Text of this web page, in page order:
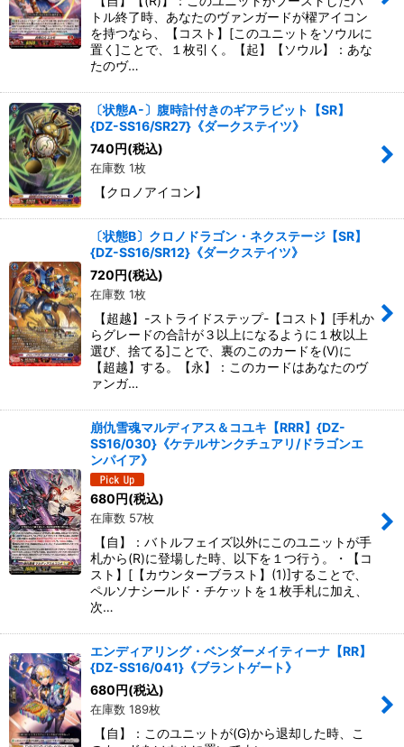
トル終了時、あなたのヴァンガードが櫂アイコン
を持つなら、【コスト】[このユニットをソウルに
置く]ことで、１枚引く。【起】【ソウル】：あな
たのヴ…
〔状態A-〕腹時計付きのギアラビット【SR】
{DZ-SS16/SR27}《ダークステイツ》
740円(税込)
在庫数 1枚
【クロノアイコン】
〔状態B〕クロノドラゴン・ネクステージ【SR】
{DZ-SS16/SR12}《ダークステイツ》
720円(税込)
在庫数 1枚
【超越】-ストライドステップ-【コスト】[手札か
らグレードの合計が３以上になるように１枚以上
選び、捨てる]ことで、裏のこのカードを(V)に
【超越】する。【永】：このカードはあなたのヴ
ァンガ…
崩仇雪魂マルディアス＆コユキ【RRR】{DZ-
SS16/030}《ケテルサンクチュアリ/ドラゴンエ
ンパイア》
680円(税込)
在庫数 57枚
【自】：バトルフェイズ以外にこのユニットが手
札から(R)に登場した時、以下を１つ行う。・【コ
スト】[【カウンターブラスト】(1)]することで、
ペルソナシールド・チケットを１枚手札に加え、
次…
エンディアリング・ベンダーメイティーナ【RR】
{DZ-SS16/041}《ブラントゲート》
680円(税込)
在庫数 189枚
【自】：このユニットが(G)から退却した時、こ